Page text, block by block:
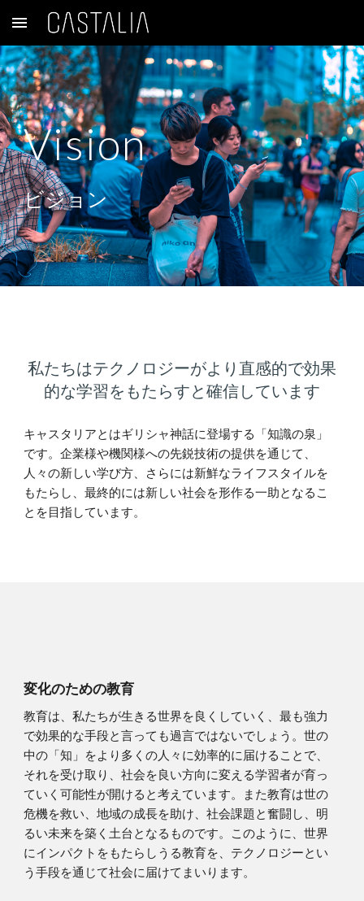
Skip to main content
Vision
ビジョン
私たちはテクノロジーがより直感的で効果
的な学習をもたらすと確信しています
キャスタリアとはギリシャ神話に登場する「知識の泉」
です。企業様や機関様への先鋭技術の提供を通じて、
人々の新しい学び方、さらには新鮮なライフスタイルを
もたらし、最終的には新しい社会を形作る一助となるこ
とを目指しています。
変化のための教育
教育は、私たちが生きる世界を良くしていく、最も強力
で効果的な手段と言っても過言ではないでしょう。世の
中の「知」をより多くの人々に効率的に届けることで、
それを受け取り、社会を良い方向に変える学習者が育っ
ていく可能性が開けると考えています。また教育は世の
危機を救い、地域の成長を助け、社会課題と奮闘し、明
るい未来を築く土台となるものです。このように、世界
にインパクトをもたらしうる教育を、テクノロジーとい
う手段を通じて社会に届けてまいります。